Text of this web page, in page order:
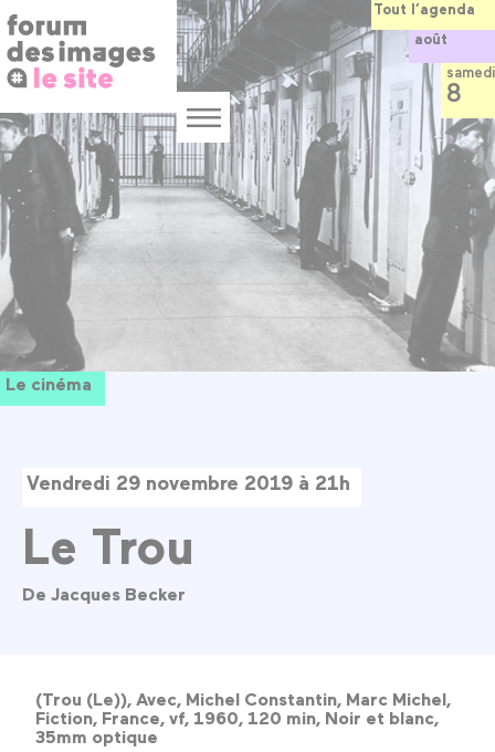
Panneau de gestion des cookies
au
contenu
principal
Menu
Le cinéma
Vendredi 29 novembre 2019 à 21h
Le Trou
De Jacques Becker
(Trou (Le)), Avec, Michel Constantin, Marc Michel,
Fiction, France, vf, 1960, 120 min, Noir et blanc,
35mm optique
Tout l’agenda
août
samedi
8